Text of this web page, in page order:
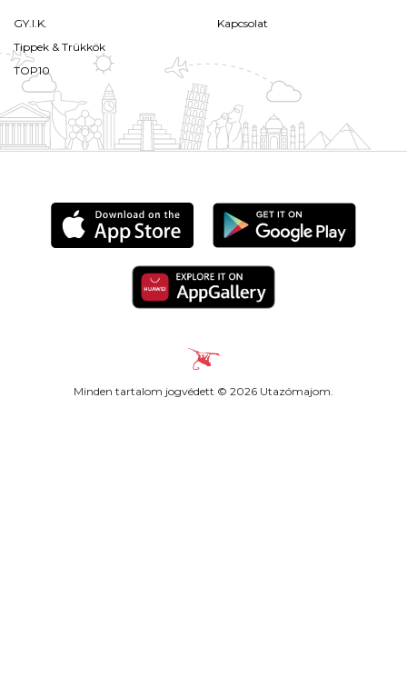
GY.I.K.
Tippek & Trükkök
TOP10
Kapcsolat
Minden tartalom jogvédett © 2026 Utazómajom.